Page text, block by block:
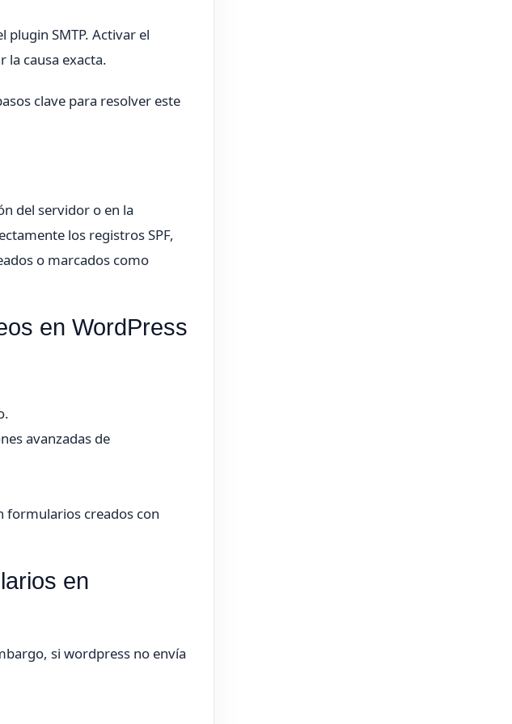
SMTP. Activar el
la causa exacta.
clave para resolver este
del servidor o en la
los registros SPF,
o marcados como
en WordPress
avanzadas de
formularios creados con
en
si wordpress no envía